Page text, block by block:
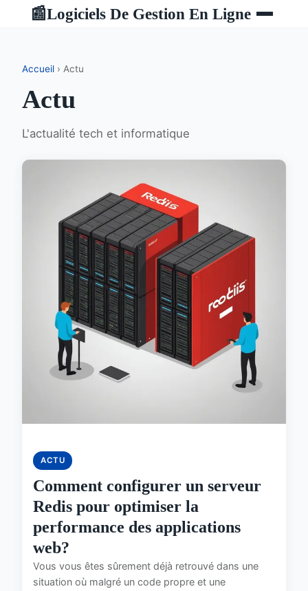
📰Logiciels De Gestion En Ligne
Accueil › Actu
Actu
L'actualité tech et informatique
ACTU
Comment configurer un serveur
Redis pour optimiser la
performance des applications
web?
Vous vous êtes sûrement déjà retrouvé dans une
situation où malgré un code propre et une